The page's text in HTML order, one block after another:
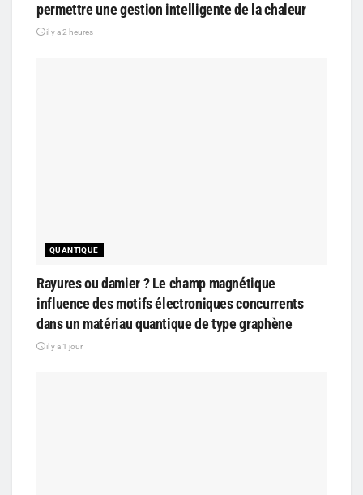
permettre une gestion intelligente de la chaleur
il y a 2 heures
QUANTIQUE
Rayures ou damier ? Le champ magnétique
influence des motifs électroniques concurrents
dans un matériau quantique de type graphène
il y a 1 jour